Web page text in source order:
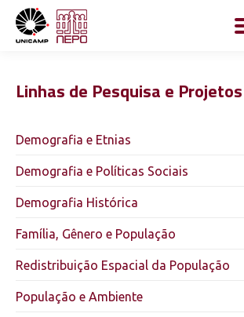
Linhas de Pesquisa e Projetos
Demografia e Etnias
Demografia e Políticas Sociais
Demografia Histórica
Família, Gênero e População
Redistribuição Espacial da População
População e Ambiente